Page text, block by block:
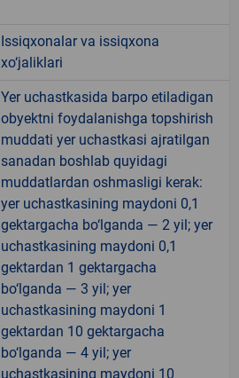
Issiqxonalar va issiqxona
xo‘jaliklari
Yer uchastkasida barpo etiladigan
obyektni foydalanishga topshirish
muddati yer uchastkasi ajratilgan
sanadan boshlab quyidagi
muddatlardan oshmasligi kerak:
yer uchastkasining maydoni 0,1
gektargacha bo‘lganda — 2 yil; yer
uchastkasining maydoni 0,1
gektardan 1 gektargacha
bo‘lganda — 3 yil; yer
uchastkasining maydoni 1
gektardan 10 gektargacha
bo‘lganda — 4 yil; yer
uchastkasining maydoni 10